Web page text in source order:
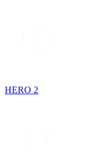
HERO 2